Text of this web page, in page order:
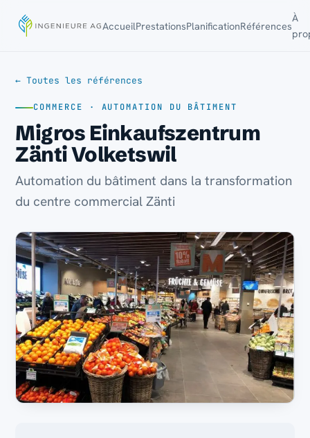
AccueilPrestationsPlanificationRéférences
À
← Toutes les références
COMMERCE · AUTOMATION DU BÂTIMENT
Migros Einkaufszentrum
Zänti Volketswil
Automation du bâtiment dans la transformation
du centre commercial Zänti